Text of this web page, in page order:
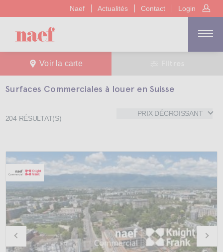
Naef Actualités Contact Login
Voir la carte
Surfaces Commerciales à louer en Suisse
204RÉSULTAT(S)
PRIX DÉCROISSANT